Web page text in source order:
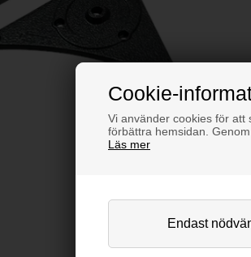
Cookie-
Vi använder cookies för att
förbättra hemsidan.
Läs mer